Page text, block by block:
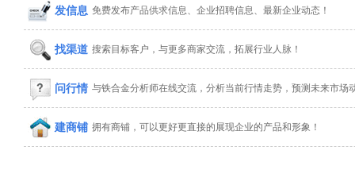
发信息 免费发布产品供求信息、企业招聘信息、最新企业动态！
找渠道 搜索目标客户，与更多商家交流，拓展行业人脉！
问行情 与铁合金分析师在线交流，分析当前行情走势，预测未来市场
建商铺 拥有商铺，可以更好更直接的展现企业的产品和形象！